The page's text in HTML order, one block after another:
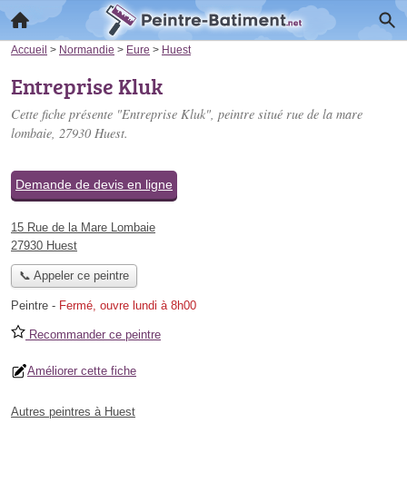
Accueil > Normandie > Eure > Huest
Entreprise Kluk
Cette fiche présente "Entreprise Kluk", peintre situé rue de la mare
lombaie, 27930 Huest.
Demande de devis en ligne
15 Rue de la Mare Lombaie
27930 Huest
📞 Appeler ce peintre
Peintre - Fermé, ouvre lundi à 8h00
Recommander ce peintre
Améliorer cette fiche
Autres peintres à Huest